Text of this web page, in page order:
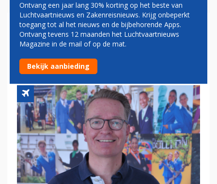
VAKBOND CABINEPERSONEEL
VREEST NIET VOOR
BANENVERLIES BIJ KLM
Ontvang een jaar lang 30% korting op het beste van
Luchtvaartnieuws en Zakenreisnieuws. Krijg onbeperkt
toegang tot al het nieuws en de bijbehorende Apps.
Ontvang tevens 12 maanden het Luchtvaartnieuws
Magazine in de mail of op de mat.
Bekijk aanbieding